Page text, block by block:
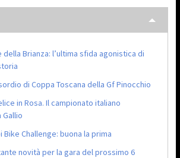
della Brianza: l’ultima sfida agonistica di
di Coppa Toscana della Gf Pinocchio
in Rosa. Il campionato italiano
Gallio
Bike Challenge: buona la prima
novità per la gara del prossimo 6